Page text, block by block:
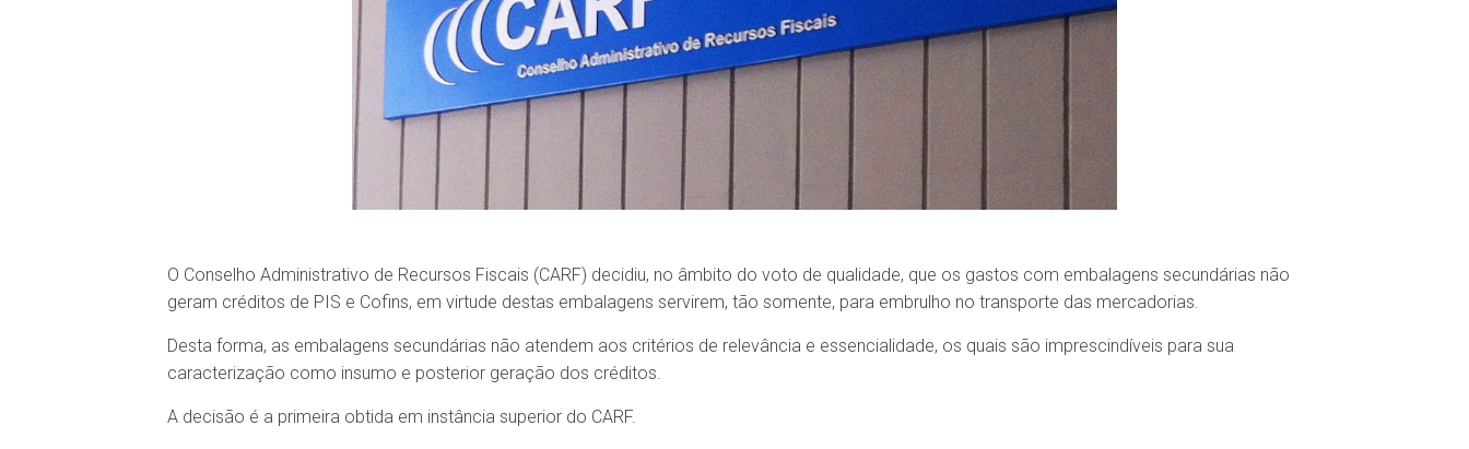
O Conselho Administrativo de Recursos Fiscais (CARF) decidiu, no âmbito do voto de qualidade, que os gastos com embalagens secundárias não
geram créditos de PIS e Cofins, em virtude destas embalagens servirem, tão somente, para embrulho no transporte das mercadorias.
Desta forma, as embalagens secundárias não atendem aos critérios de relevância e essencialidade, os quais são imprescindíveis para sua
caracterização como insumo e posterior geração dos créditos.
A decisão é a primeira obtida em instância superior do CARF.